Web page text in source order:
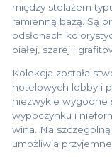
między stelażem
ramienną bazą. Są
odsłonach
białej, szarej i
Kolekcja została
hotelowych lobby i
niezwykle wygodne
wypoczynku i
wina. Na
umożliwia